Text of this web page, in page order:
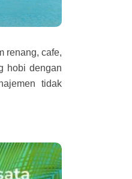
renang, cafe,
hobi dengan
tidak